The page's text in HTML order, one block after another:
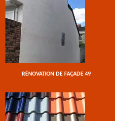
RÉNOVATION DE FAÇADE 49